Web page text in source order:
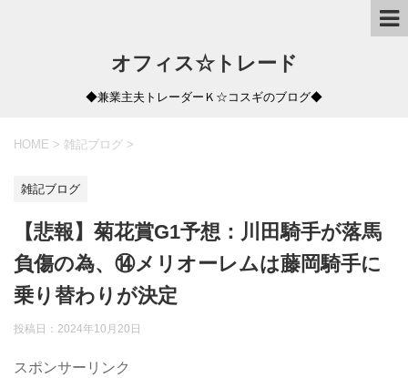
オフィス☆トレード
◆兼業主夫トレーダーＫ☆コスギのブログ◆
HOME > 雑記ブログ >
雑記ブログ
【悲報】菊花賞G1予想：川田騎手が落馬
負傷の為、⑭メリオーレムは藤岡騎手に
乗り替わりが決定
投稿日： 2024年10月20日
スポンサーリンク